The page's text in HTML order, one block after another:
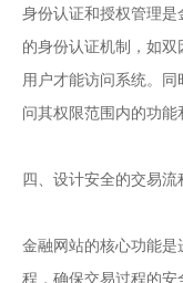
身份认证和授权管理
的身份认证机制，如
用户才能访问系统。
问其权限范围内的功能
四、设计安全的交易流
金融网站的核心功能
程，确保交易过程的